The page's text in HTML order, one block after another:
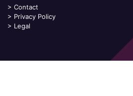
> Contact
> Privacy Policy
> Legal